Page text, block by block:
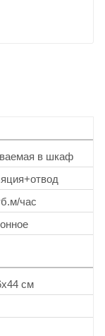
в шкаф
час
см